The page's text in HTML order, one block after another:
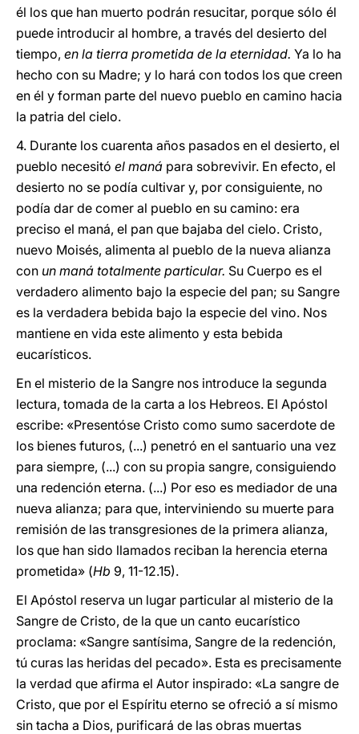
él los que han muerto podrán resucitar, porque sólo él
puede introducir al hombre, a través del desierto del
tiempo, en la tierra prometida de la eternidad. Ya lo ha
hecho con su Madre; y lo hará con todos los que creen
en él y forman parte del nuevo pueblo en camino hacia
la patria del cielo.
4. Durante los cuarenta años pasados en el desierto, el
pueblo necesitó el maná para sobrevivir. En efecto, el
desierto no se podía cultivar y, por consiguiente, no
podía dar de comer al pueblo en su camino: era
preciso el maná, el pan que bajaba del cielo. Cristo,
nuevo Moisés, alimenta al pueblo de la nueva alianza
con un maná totalmente particular. Su Cuerpo es el
verdadero alimento bajo la especie del pan; su Sangre
es la verdadera bebida bajo la especie del vino. Nos
mantiene en vida este alimento y esta bebida
eucarísticos.
En el misterio de la Sangre nos introduce la segunda
lectura, tomada de la carta a los Hebreos. El Apóstol
escribe: «Presentóse Cristo como sumo sacerdote de
los bienes futuros, (...) penetró en el santuario una vez
para siempre, (...) con su propia sangre, consiguiendo
una redención eterna. (...) Por eso es mediador de una
nueva alianza; para que, interviniendo su muerte para
remisión de las transgresiones de la primera alianza,
los que han sido llamados reciban la herencia eterna
prometida» (Hb 9, 11-12.15).
El Apóstol reserva un lugar particular al misterio de la
Sangre de Cristo, de la que un canto eucarístico
proclama: «Sangre santísima, Sangre de la redención,
tú curas las heridas del pecado». Esta es precisamente
la verdad que afirma el Autor inspirado: «La sangre de
Cristo, que por el Espíritu eterno se ofreció a sí mismo
sin tacha a Dios, purificará de las obras muertas